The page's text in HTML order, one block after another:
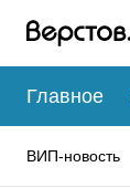
Главное
ВИП-новость